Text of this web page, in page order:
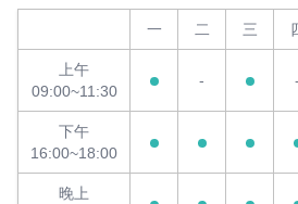
一 二 三
上午
09:00~11:30
- -
下午
16:00~18:00
晚上